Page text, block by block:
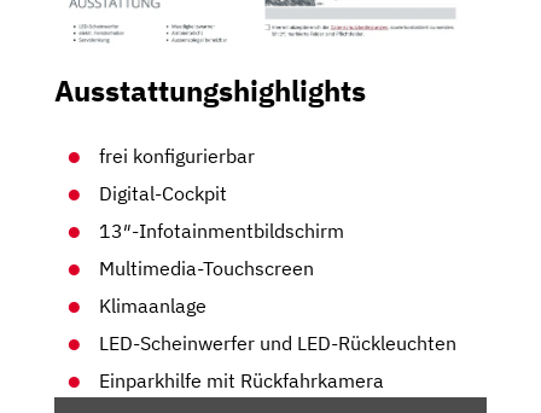
Ausstattungshighlights
frei konfigurierbar
Digital-Cockpit
13″-Infotainmentbildschirm
Multimedia-Touchscreen
Klimaanlage
LED-Scheinwerfer und LED-Rückleuchten
Einparkhilfe mit Rückfahrkamera